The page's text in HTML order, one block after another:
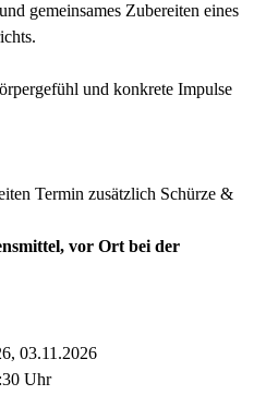
gemeinsames Zubereiten eines
und konkrete Impulse
Termin zusätzlich Schürze &
vor Ort bei der
03.11.2026
Uhr